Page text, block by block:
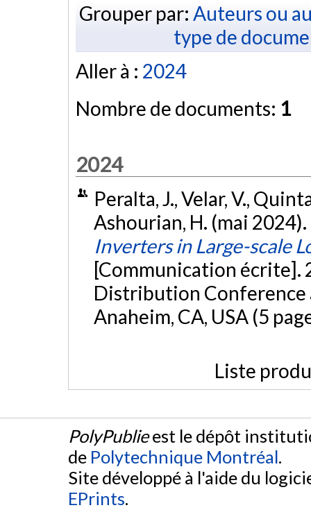
Grouper par: Auteurs ou
type de
Aller à : 2024
Nombre de documents: 1
2024
Peralta, J., Velar, V.,
Ashourian, H. (mai 2024).
Inverters in Large-scale
[Communication écrite].
Distribution Conference
Anaheim, CA, USA (5
Liste
PolyPublieest le dépôt
de Polytechnique Montréal.
Site développé à l'aide du
EPrints.